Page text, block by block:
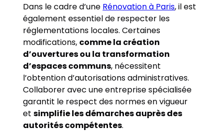
Dans le cadre d’une Rénovation à Paris, il est
également essentiel de respecter les
réglementations locales. Certaines
modifications, comme la création
d’ouvertures ou la transformation
d’espaces communs, nécessitent
l’obtention d’autorisations administratives.
Collaborer avec une entreprise spécialisée
garantit le respect des normes en vigueur
etsimplifie les démarches auprès des
autorités compétentes.